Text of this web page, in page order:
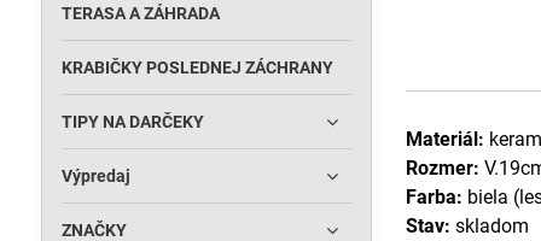
Materiál:
Rozmer:
Farba: biela
Stav: skladom
TERASA A ZÁHRADA
KRABIČKY POSLEDNEJ ZÁCHRANY
TIPY NA DARČEKY
Výpredaj
ZNAČKY